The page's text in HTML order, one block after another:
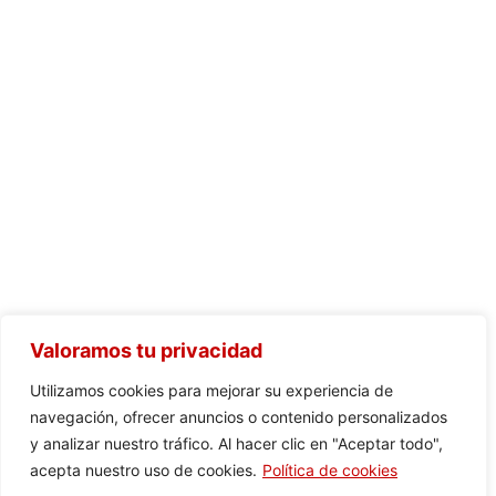
Valoramos tu privacidad
Utilizamos cookies para mejorar su experiencia de
navegación, ofrecer anuncios o contenido personalizados
y analizar nuestro tráfico. Al hacer clic en "Aceptar todo",
acepta nuestro uso de cookies. Política de cookies